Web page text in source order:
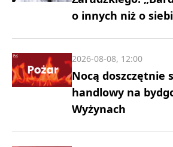
o innych niż o
Nocą doszczętnie
handlowy na
Wyżynach
2026-08-08, 12:00